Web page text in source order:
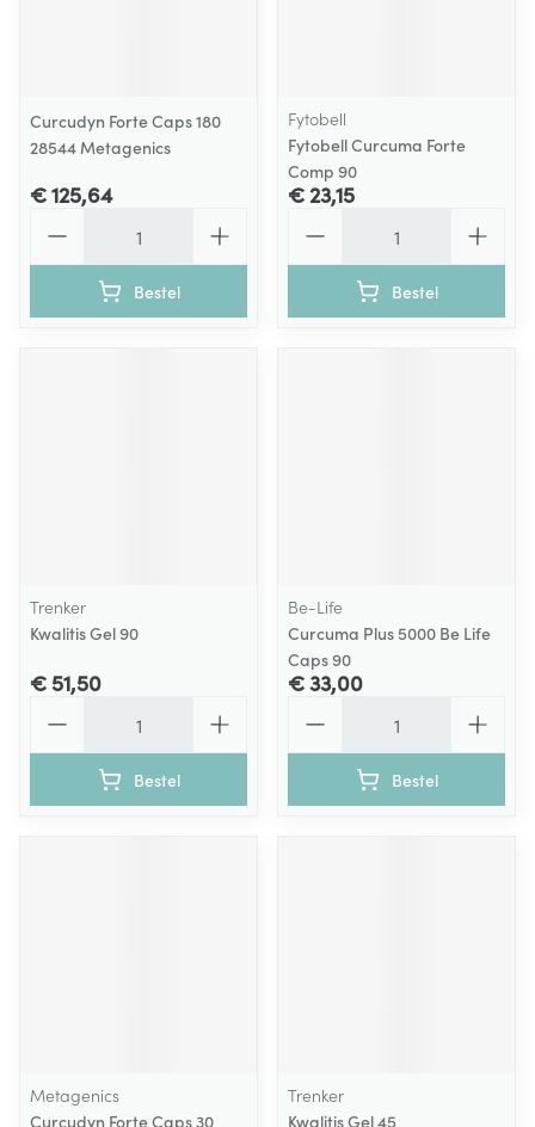
Curcudyn Forte Caps 180
28544 Metagenics
€ 125,64
Bestel
Fytobell
Fytobell Curcuma Forte
Comp 90
€ 23,15
Bestel
Trenker
Kwalitis Gel 90
€ 51,50
Bestel
Be-Life
Curcuma Plus 5000 Be Life
Caps 90
€ 33,00
Bestel
Metagenics
Curcudyn Forte Caps 30
Trenker
Kwalitis Gel 45